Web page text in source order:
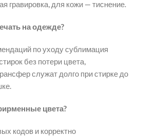
гравировка, для кожи — тиснение.
на одежде?
по уходу сублимация
без потери цвета,
служат долго при стирке до
цвета?
кодов и корректно